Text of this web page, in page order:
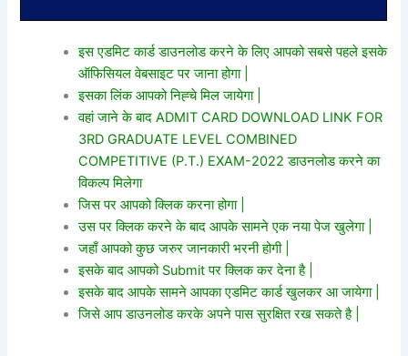
इस एडमिट कार्ड डाउनलोड करने के लिए आपको सबसे पहले इसके
ऑफिसियल वेबसाइट पर जाना होगा |
इसका लिंक आपको निह्चे मिल जायेगा |
वहां जाने के बाद ADMIT CARD DOWNLOAD LINK FOR
3RD GRADUATE LEVEL COMBINED
COMPETITIVE (P.T.) EXAM-2022 डाउनलोड करने का
विकल्प मिलेगा
जिस पर आपको क्लिक करना होगा |
उस पर क्लिक करने के बाद आपके सामने एक नया पेज खुलेगा |
जहाँ आपको कुछ जरुर जानकारी भरनी होगी |
इसके बाद आपको Submit पर क्लिक कर देना है |
इसके बाद आपके सामने आपका एडमिट कार्ड खुलकर आ जायेगा |
जिसे आप डाउनलोड करके अपने पास सुरक्षित रख सकते है |